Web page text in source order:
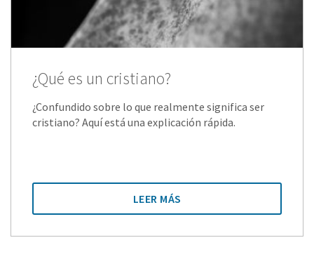
¿Qué es un cristiano?
¿Confundido sobre lo que realmente significa ser
cristiano? Aquí está una explicación rápida.
LEER MÁS